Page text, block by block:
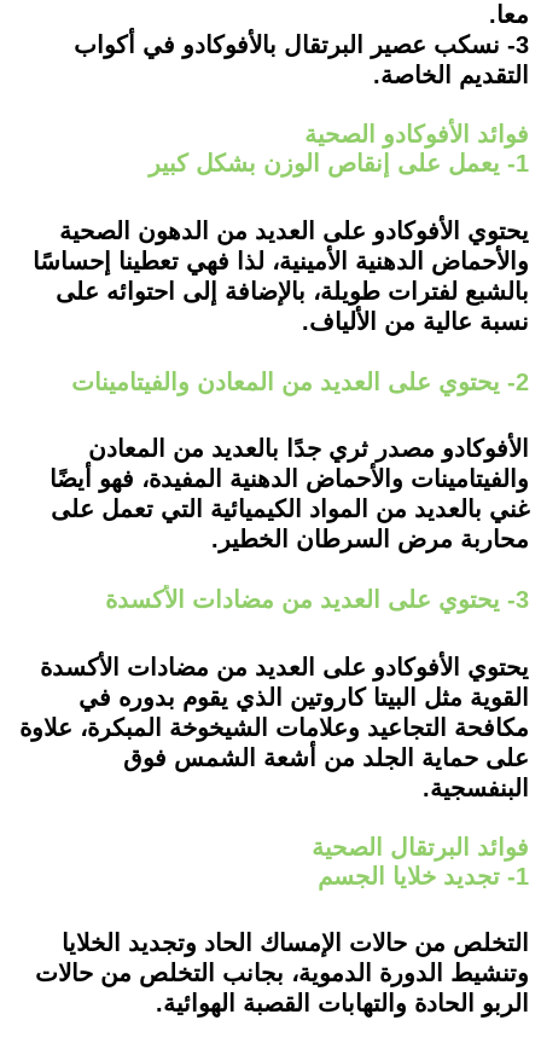
معا.
3- نسكب عصير البرتقال بالأفوكادو في أكواب
التقديم الخاصة.
فوائد الأفوكادو الصحية
1- يعمل على إنقاص الوزن بشكل كبير
يحتوي الأفوكادو على العديد من الدهون الصحية
والأحماض الدهنية الأمينية، لذا فهي تعطينا إحساسًا
بالشبع لفترات طويلة، بالإضافة إلى احتوائه على
نسبة عالية من الألياف.
2- يحتوي على العديد من المعادن والفيتامينات
الأفوكادو مصدر ثري جدًا بالعديد من المعادن
والفيتامينات والأحماض الدهنية المفيدة، فهو أيضًا
غني بالعديد من المواد الكيميائية التي تعمل على
محاربة مرض السرطان الخطير.
3- يحتوي على العديد من مضادات الأكسدة
يحتوي الأفوكادو على العديد من مضادات الأكسدة
القوية مثل البيتا كاروتين الذي يقوم بدوره في
مكافحة التجاعيد وعلامات الشيخوخة المبكرة، علاوة
على حماية الجلد من أشعة الشمس فوق
البنفسجية.
فوائد البرتقال الصحية
1- تجديد خلايا الجسم
التخلص من حالات الإمساك الحاد وتجديد الخلايا
وتنشيط الدورة الدموية، بجانب التخلص من حالات
الربو الحادة والتهابات القصبة الهوائية.